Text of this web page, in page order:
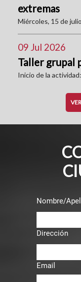
extremas
Miércoles, 15 de
09 Jul 2026
Taller grupal
Inicio de la
Nombre/
Dirección
Email